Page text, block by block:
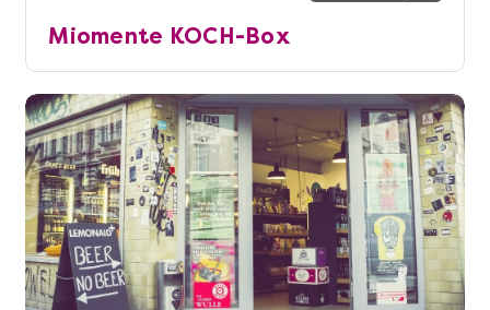
Miomente KOCH-Box